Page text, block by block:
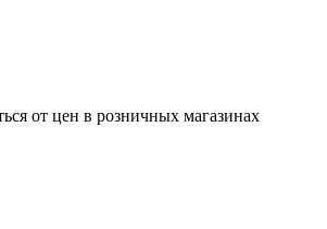
от цен в розничных магазинах